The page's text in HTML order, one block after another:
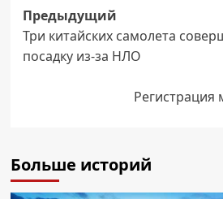
Навигация
записи
Предыдущий
Три китайских самолета
посадку из-за НЛО
Регистрация
Больше историй